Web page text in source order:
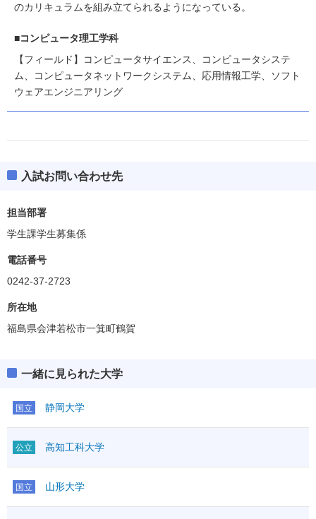
のカリキュラムを組み立てられるようになっている。
■コンピュータ理工学科
【フィールド】コンピュータサイエンス、コンピュータシステ
ム、コンピュータネットワークシステム、応用情報工学、ソフト
ウェアエンジニアリング
入試お問い合わせ先
担当部署
学生課学生募集係
電話番号
0242-37-2723
所在地
福島県会津若松市一箕町鶴賀
一緒に見られた大学
国立 静岡大学
公立 高知工科大学
国立 山形大学